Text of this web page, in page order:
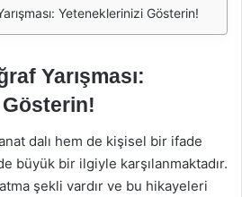
Yeteneklerinizi Gösterin!
Yarışması:
dalı hem de kişisel bir ifade
büyük bir ilgiyle karşılanmaktadır.
şekli vardır ve bu hikayeleri